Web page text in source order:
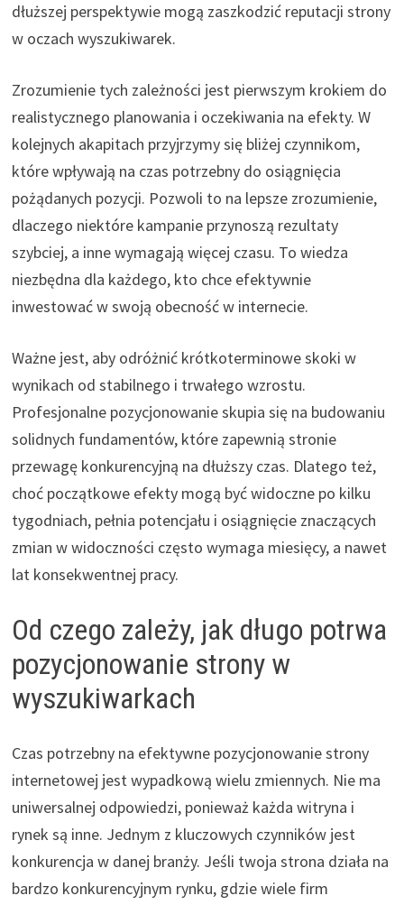
dłuższej perspektywie mogą zaszkodzić reputacji strony
w oczach wyszukiwarek.
Zrozumienie tych zależności jest pierwszym krokiem do
realistycznego planowania i oczekiwania na efekty. W
kolejnych akapitach przyjrzymy się bliżej czynnikom,
które wpływają na czas potrzebny do osiągnięcia
pożądanych pozycji. Pozwoli to na lepsze zrozumienie,
dlaczego niektóre kampanie przynoszą rezultaty
szybciej, a inne wymagają więcej czasu. To wiedza
niezbędna dla każdego, kto chce efektywnie
inwestować w swoją obecność w internecie.
Ważne jest, aby odróżnić krótkoterminowe skoki w
wynikach od stabilnego i trwałego wzrostu.
Profesjonalne pozycjonowanie skupia się na budowaniu
solidnych fundamentów, które zapewnią stronie
przewagę konkurencyjną na dłuższy czas. Dlatego też,
choć początkowe efekty mogą być widoczne po kilku
tygodniach, pełnia potencjału i osiągnięcie znaczących
zmian w widoczności często wymaga miesięcy, a nawet
lat konsekwentnej pracy.
Od czego zależy, jak długo potrwa
pozycjonowanie strony w
wyszukiwarkach
Czas potrzebny na efektywne pozycjonowanie strony
internetowej jest wypadkową wielu zmiennych. Nie ma
uniwersalnej odpowiedzi, ponieważ każda witryna i
rynek są inne. Jednym z kluczowych czynników jest
konkurencja w danej branży. Jeśli twoja strona działa na
bardzo konkurencyjnym rynku, gdzie wiele firm